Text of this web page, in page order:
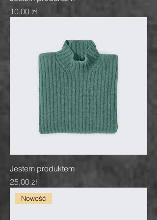
Cena
10,00 zł
Jestem produktem
Cena
25,00 zł
Nowość